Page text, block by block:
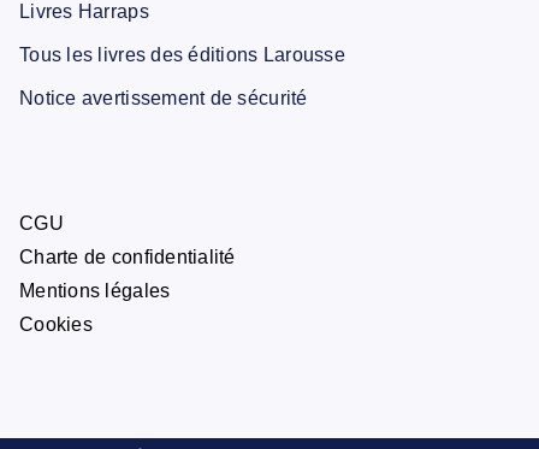
Livres Harraps
Tous les livres des éditions Larousse
Notice avertissement de sécurité
CGU
Charte de confidentialité
Mentions légales
Cookies